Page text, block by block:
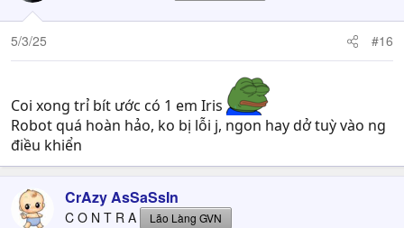
5/3/25 #16
Coi xong trỉ bít ước có 1 em Iris
Robot quá hoàn hảo, ko bị lỗi j, ngon hay dở tuỳ vào ng
điều khiển
CrAzy AsSaSsIn
C O N T R A Lão Làng GVN